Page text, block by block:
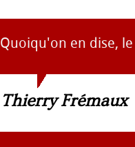
Quoiqu'on en dise,
Thierry Frémaux